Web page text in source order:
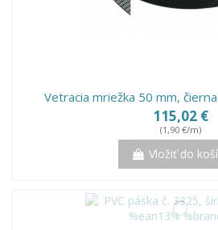
Vetracia mriežka 50 mm,
115,02 €
(1,90 €/m)
Vložiť do